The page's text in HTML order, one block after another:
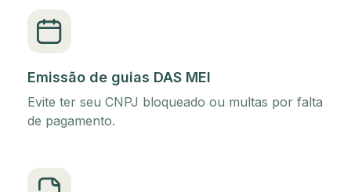
Emissão de guias DAS MEI
Evite ter seu CNPJ bloqueado ou multas por falta
de pagamento.